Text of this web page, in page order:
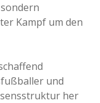
Kampf um den
und
her